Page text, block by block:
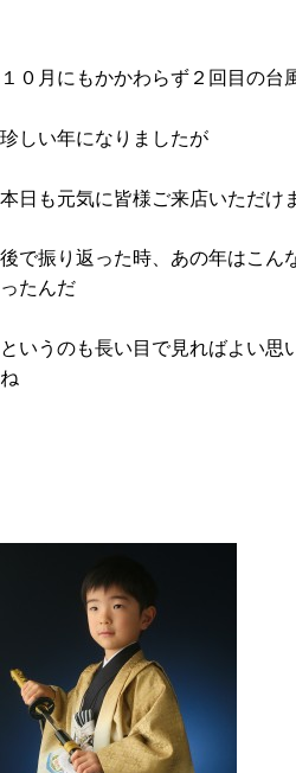
１０月にもかかわらず２回目の台
珍しい年になりましたが
本日も元気に皆様ご来店いただけ
後で振り返った時、あの年はこん
ったんだ
というのも長い目で見ればよい思
ね